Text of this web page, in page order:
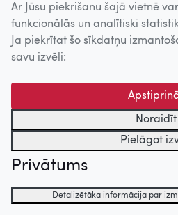
Ar Jūsu piekrišanu šajā vietnē
funkcionālās un analītiski
Ja piekrītat šo sīkdatņu
savu izvēli:
Noraidīt
Pielāgot
Privātums
Detalizētāka informācija par